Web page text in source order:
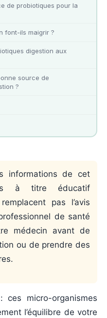
de probiotiques pour la
font-ils maigrir ?
digestion aux
source de
?
informations de cet
à titre éducatif
pas l’avis
de santé
médecin avant de
ou de prendre des
: ces micro-organismes
l’équilibre de votre